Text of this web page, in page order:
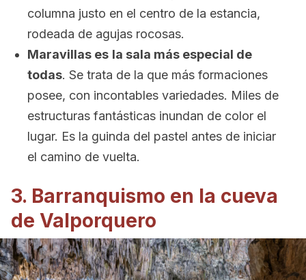
columna justo en el centro de la estancia,
rodeada de agujas rocosas.
Maravillas es la sala más especial de
todas. Se trata de la que más formaciones
posee, con incontables variedades. Miles de
estructuras fantásticas inundan de color el
lugar. Es la guinda del pastel antes de iniciar
el camino de vuelta.
3. Barranquismo en la cueva
de Valporquero